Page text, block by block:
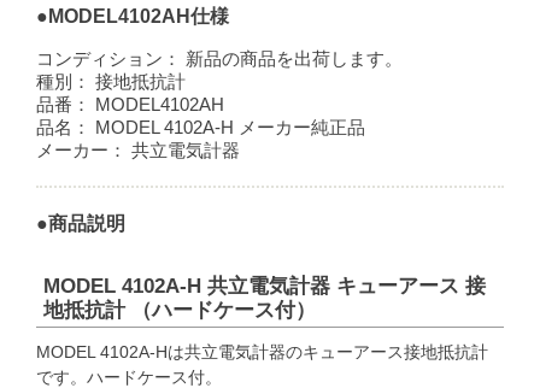
●MODEL4102AH仕様
コンディション：
新品の商品を出荷します。
種別：
接地抵抗計
品番：
MODEL4102AH
品名：
MODEL 4102A-H メーカー純正品
メーカー：
共立電気計器
●商品説明
MODEL 4102A-H 共立電気計器 キューアース 接
地抵抗計 （ハードケース付）
MODEL 4102A-Hは共立電気計器のキューアース接地抵抗計
です。ハードケース付。